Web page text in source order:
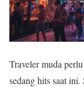
Traveler muda
sedang hits saat